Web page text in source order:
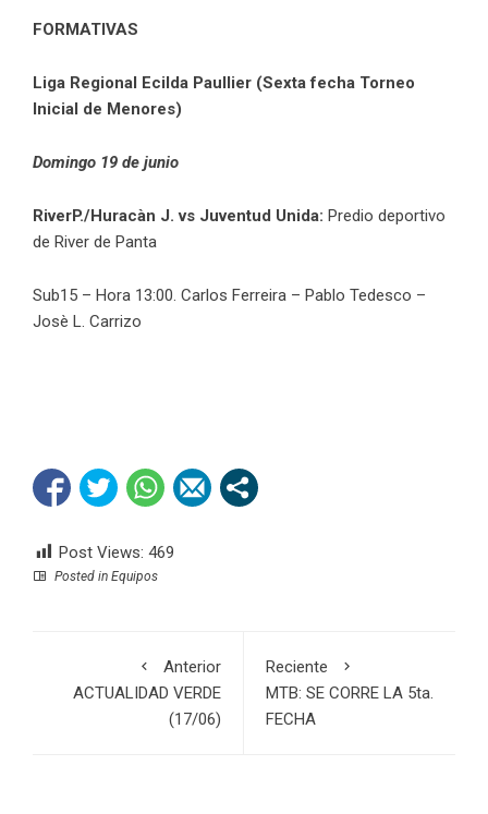
FORMATIVAS
Liga Regional Ecilda Paullier (Sexta fecha Torneo
Inicial de Menores)
Domingo 19 de junio
RiverP./Huracàn J. vs Juventud Unida: Predio deportivo
de River de Panta
Sub15 – Hora 13:00. Carlos Ferreira – Pablo Tedesco –
Josè L. Carrizo
Post Views: 469
Posted in Equipos
Anterior
ACTUALIDAD VERDE
(17/06)
Reciente
MTB: SE CORRE LA 5ta.
FECHA